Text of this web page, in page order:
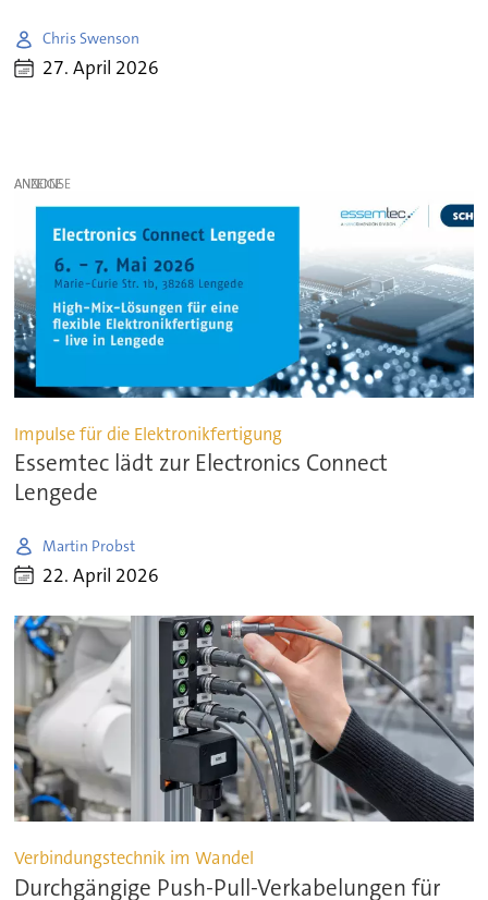
Chris Swenson
27. April 2026
ANZEIGE
Impulse für die Elektronikfertigung
Essemtec lädt zur Electronics Connect
Lengede
Martin Probst
22. April 2026
Verbindungstechnik im Wandel
Durchgängige Push-Pull-Verkabelungen für